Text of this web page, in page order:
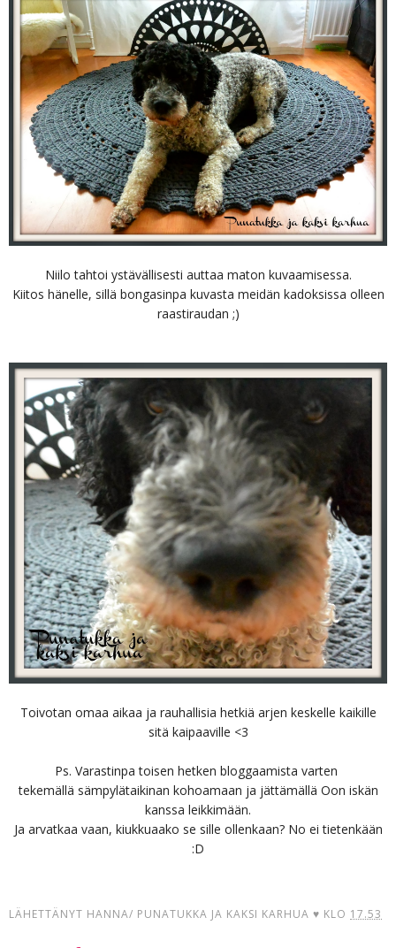
Niilo tahtoi ystävällisesti auttaa maton kuvaamisessa.
Kiitos hänelle, sillä bongasinpa kuvasta meidän kadoksissa olleen
raastiraudan ;)
Toivotan omaa aikaa ja rauhallisia hetkiä arjen keskelle kaikille
sitä kaipaaville <3
Ps. Varastinpa toisen hetken bloggaamista varten
tekemällä sämpylätaikinan kohoamaan ja jättämällä Oon iskän
kanssa leikkimään.
Ja arvatkaa vaan, kiukkuaako se sille ollenkaan? No ei tietenkään
:D
LÄHETTÄNYT HANNA/ PUNATUKKA JA KAKSI KARHUA ♥ KLO 17.53